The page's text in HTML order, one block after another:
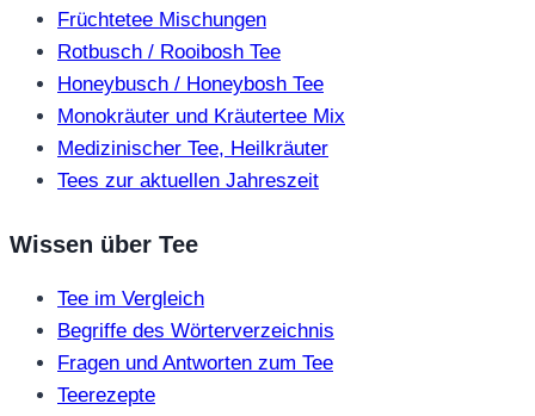
Früchtetee Mischungen
Rotbusch / Rooibosh Tee
Honeybusch / Honeybosh Tee
Monokräuter und Kräutertee Mix
Medizinischer Tee, Heilkräuter
Tees zur aktuellen Jahreszeit
Wissen über Tee
Tee im Vergleich
Begriffe des Wörterverzeichnis
Fragen und Antworten zum Tee
Teerezepte